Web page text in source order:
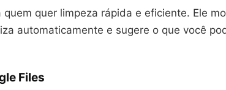
quem quer limpeza rápida e eficiente. Ele
automaticamente e sugere o que você
Files